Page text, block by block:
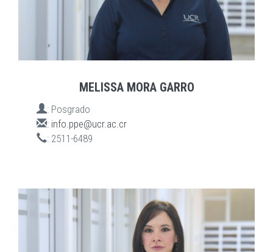
MELISSA MORA GARRO
: Posgrado
: info.ppe@ucr.ac.cr
: 2511-6489